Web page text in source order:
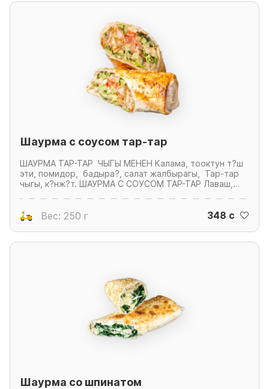
Шаурма с соусом тар-тар
ШАУРМА ТАР-ТАР ЧЫГЫ МЕНЕН Калама, тооктун т?ш
эти, помидор, бадыра?, салат жалбырагы, Тар-тар
чыгы, к?нж?т. ШАУРМА С СОУСОМ ТАР-ТАР Лаваш,
Вес: 250 г 348 c
Шаурма со шпинатом